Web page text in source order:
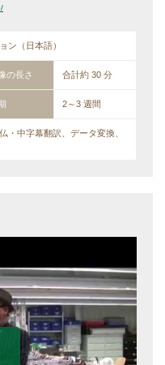
ン（日本語）
の長さ 合計約 30 分
2～3 週間
・中字幕翻訳、データ変換、